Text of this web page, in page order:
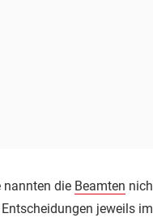
nannten die Beamten
jeweils